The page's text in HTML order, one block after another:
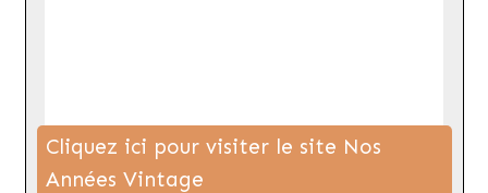
Cliquez ici pour visiter le site Nos
Années Vintage